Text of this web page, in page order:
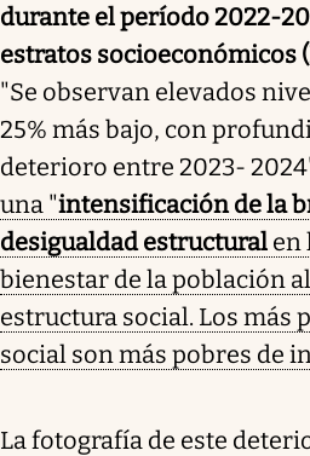
durante el período 2022-
estratos socioeconómicos
"Se observan elevados
25% más bajo, con
deterioro entre 2023-
una "intensificación de la
desigualdad estructural en
bienestar de la población
estructura social. Los más
social son más pobres de
La fotografía de este